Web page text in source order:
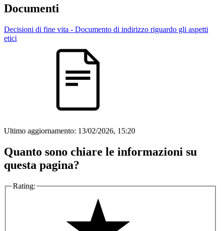
Documenti
Decisioni di fine vita - Documento di indirizzo riguardo gli aspetti
etici
Ultimo aggiornamento: 13/02/2026, 15:20
Quanto sono chiare le informazioni su
questa pagina?
Rating: